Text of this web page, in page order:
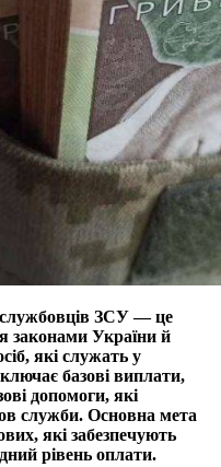
ЗСУ — це
законами України й
які служать у
базові виплати,
допомоги, які
служби. Основна мета
які забезпечують
рівень оплати.